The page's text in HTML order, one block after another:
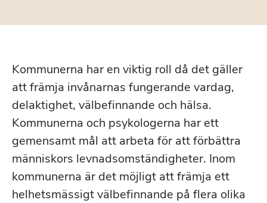
Kommunerna har en viktig roll då det gäller
att främja invånarnas fungerande vardag,
delaktighet, välbefinnande och hälsa.
Kommunerna och psykologerna har ett
gemensamt mål att arbeta för att förbättra
människors levnadsomständigheter. Inom
kommunerna är det möjligt att främja ett
helhetsmässigt välbefinnande på flera olika